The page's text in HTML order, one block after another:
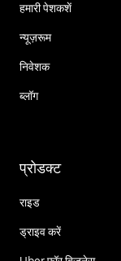
हमारी पेशकशें
न्यूज़रूम
निवेशक
ब्लॉग
प्रोडक्ट
राइड
ड्राइव करें